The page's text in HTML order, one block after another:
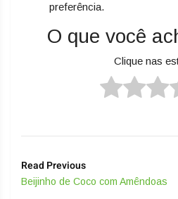
preferência.
O que você
Clique nas
Read Previous
Beijinho de Coco com Amêndoas